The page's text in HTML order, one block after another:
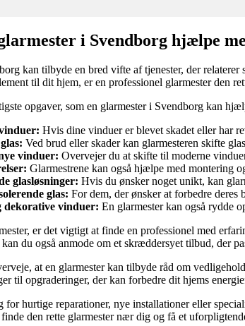
i Svendborg hjælpe
kan tilbyde en bred vifte af tjenester, der
til dit hjem, er en professionel glarmester den
opgaver, som en glarmester i Svendborg kan
Hvis dine vinduer er blevet skadet eller har
Ved brud eller skader kan glarmesteren skifte
vinduer: Overvejer du at skifte til moderne
Glarmestrene kan også hjælpe med montering
glasløsninger: Hvis du ønsker noget unikt, kan
glas: For dem, der ønsker at forbedre
dekorative vinduer: En glarmester kan også rydde
er det vigtigt at finde en professionel med
du også anmode om et skræddersyet tilbud, der
at en glarmester kan tilbyde råd om
til opgraderinger, der kan forbedre dit hjems
for hurtige reparationer, nye installationer eller
den rette glarmester nær dig og få et